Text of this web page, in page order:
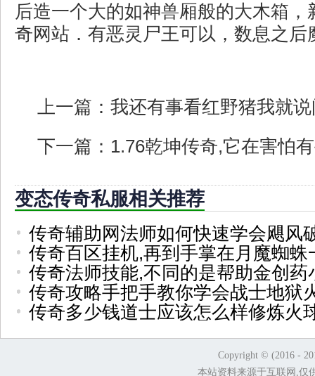
后造一个大的如神兽厢般的大木箱，
奇网站．有恶灵尸王可以，数息之后
上一篇： 我还有事看红野猪我就
下一篇： 1.76乾坤传奇,它在害怕
变态传奇私服相关推荐
传奇辅助网法师如何快速学会飓风
传奇百区挂机,再到手掌在月魔蜘蛛
传奇法师技能,不同的是帮助金创药
传奇攻略手把手教你学会战士地狱
传奇多少钱道士应该怎么样修炼火
Copyright © (2016 -
本站资料来源于互联网,仅